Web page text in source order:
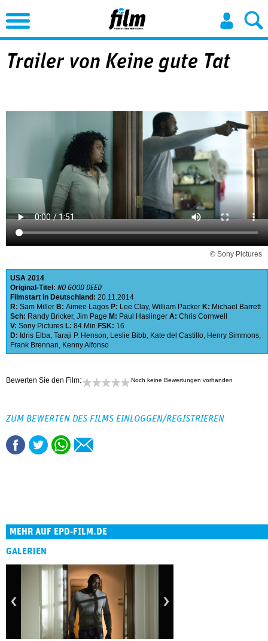
Jump to Navigation
Trailer von Keine gute Tat
© Sony Pictures
USA 2014
Original-Titel: NO GOOD DEED
Filmstart in Deutschland: 20.11.2014
R: Sam Miller B: Aimee Lagos P: Lee Clay, William Packer K: Michael Barrett
Sch: Randy Bricker, Jim Page M: Paul Haslinger A: Chris Cornwell
V: Sony Pictures L: 84 Min FSK: 16
D: Idris Elba, Taraji P. Henson, Leslie Bibb, Kate del Castillo, Henry Simmons,
Frank Brennan, Kenny Alfonso
Bewerten Sie den Film: Noch keine Bewertungen vorhanden
ZUM BEWERTEN DES FILMS EINLOGGEN/REGISTRIEREN
MEHR AUF EPD-FILM.DE
GALERIEN